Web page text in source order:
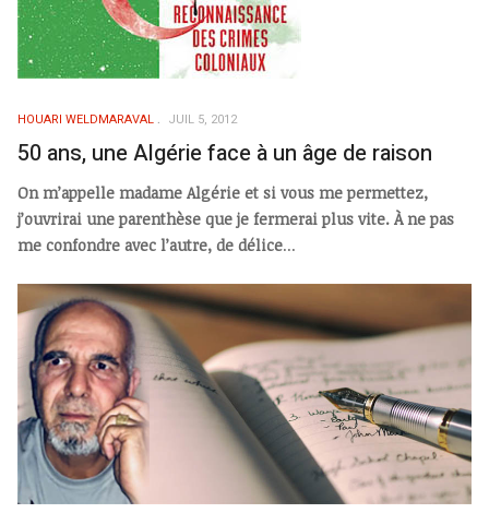
HOUARI WELDMARAVAL JUIL 5, 2012
50 ans, une Algérie face à un âge de raison
On m’appelle madame Algérie et si vous me permettez,
j’ouvrirai une parenthèse que je fermerai plus vite. À ne pas
me confondre avec l’autre, de délice...